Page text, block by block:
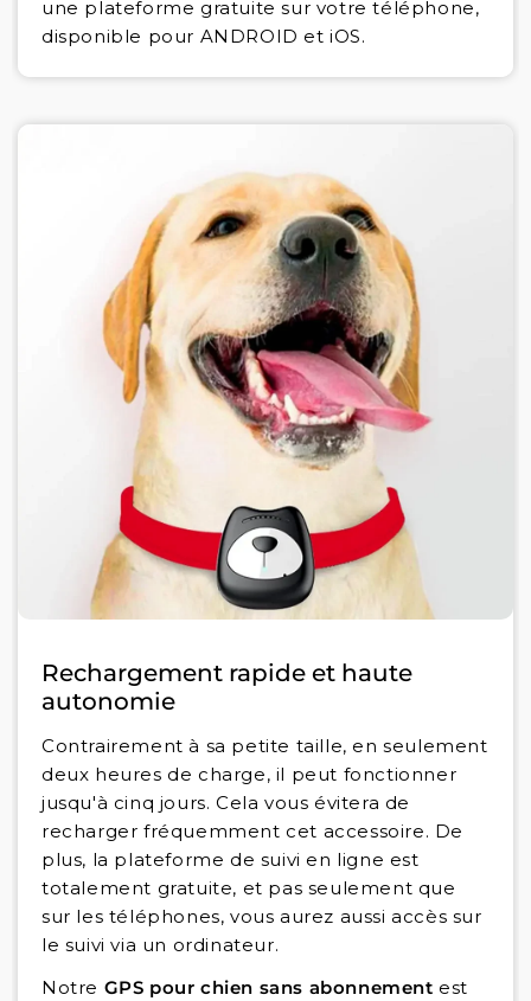
une plateforme gratuite sur votre téléphone,
disponible pour ANDROID et iOS.
Rechargement rapide et haute
autonomie
Contrairement à sa petite taille, en seulement
deux heures de charge, il peut fonctionner
jusqu'à cinq jours. Cela vous évitera de
recharger fréquemment cet accessoire. De
plus, la plateforme de suivi en ligne est
totalement gratuite, et pas seulement que
sur les téléphones, vous aurez aussi accès sur
le suivi via un ordinateur.
Notre GPS pour chien sans abonnement est